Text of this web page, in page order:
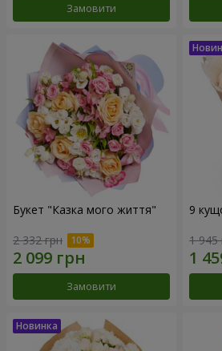
Замовити
Букет "Казка мого життя"
2 332 грн
Замовити
9
1 945